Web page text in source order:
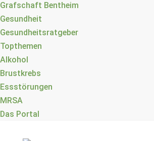
Grafschaft Bentheim
Gesundheit
Gesundheitsratgeber
Topthemen
Alkohol
Brustkrebs
Essstörungen
MRSA
Das Portal